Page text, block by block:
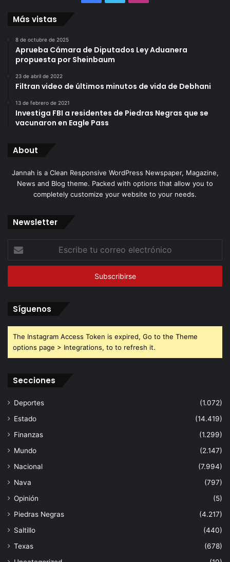
Más vistas
8 de octubre de 2025
Aprueba Cámara de Diputados Ley Aduanera
propuesta por Sheinbaum
23 de abril de 2022
Filtran video de últimos minutos de vida de Debhani
13 de febrero de 2021
Investiga FBI a residentes de Piedras Negras que se
vacunaron en Eagle Pass
About
Jannah is a Clean Responsive WordPress Newspaper, Magazine,
News and Blog theme. Packed with options that allow you to
completely customize your website to your needs.
Newsletter
correo
Síguenos
The Instagram Access Token is expired, Go to the Theme
options page > Integrations, to to refresh it.
Secciones
Deportes
(1.072)
Estado
(14.419)
Finanzas
(1.299)
Mundo
(2.147)
Nacional
(7.994)
Nava
(797)
Opinión
(5)
Piedras Negras
(4.217)
Saltillo
(440)
Texas
(678)